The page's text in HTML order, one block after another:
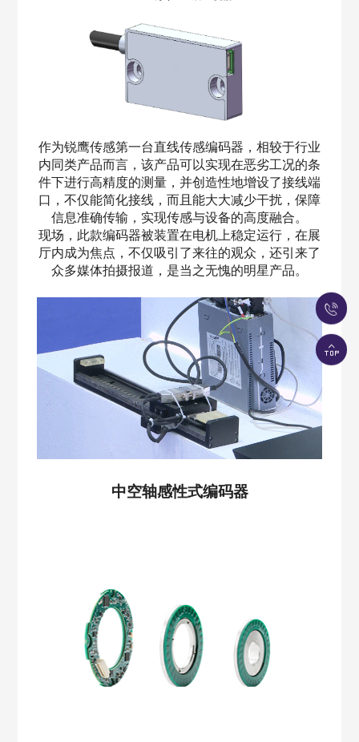
作为锐鹰传感第一台直线传感编码器，相较于行业
内同类产品而言，该产品可以实现在恶劣工况的条
件下进行高精度的测量，并创造性地增设了接线端
口，不仅能简化接线，而且能大大减少干扰，保障
信息准确传输，实现传感与设备的高度融合。
现场，此款编码器被装置在电机上稳定运行，在展
厅内成为焦点，不仅吸引了来往的观众，还引来了
众多媒体拍摄报道，是当之无愧的明星产品。
中空轴感性式编码器